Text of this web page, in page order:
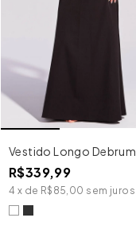
Vestido Longo Debrum
R$339,99
4 x de R$85,00 sem juros